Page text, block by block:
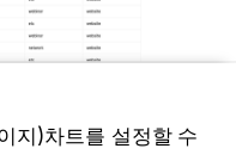
지)차트를 설정할 수